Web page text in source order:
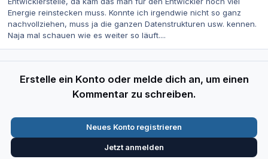
Energie reinstecken muss. Konnte ich irgendwie nicht so ganz
nachvollziehen, muss ja die ganzen Datenstrukturen usw. kennen.
Naja mal schauen wie es weiter so läuft....
Erstelle ein Konto oder melde dich an, um einen
Kommentar zu schreiben.
Neues Konto registrieren
Jetzt anmelden